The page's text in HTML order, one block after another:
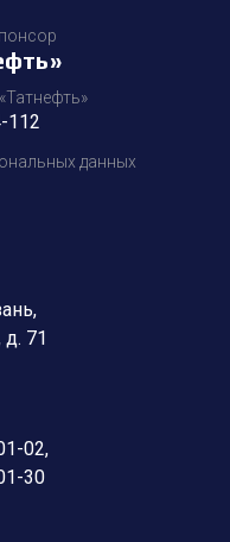
112
данных
71
02,
30